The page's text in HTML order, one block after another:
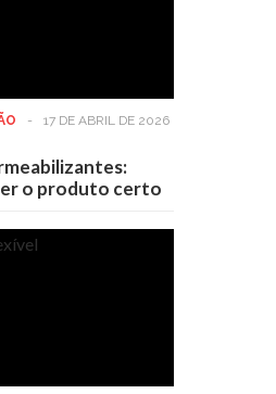
- 17 DE ABRIL DE 2026
o produto certo